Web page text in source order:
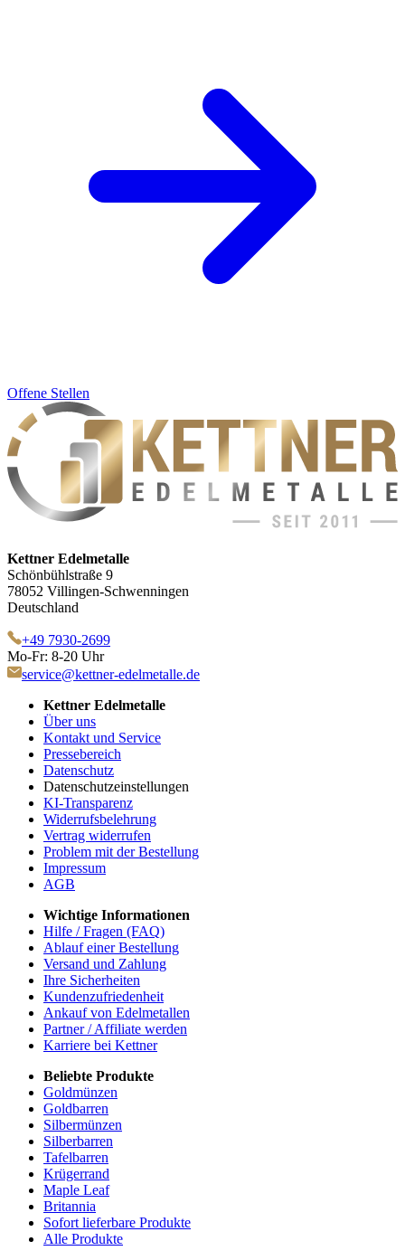
Offene Stellen
Kettner Edelmetalle
Schönbühlstraße 9
78052 Villingen-Schwenningen
Deutschland
+49 7930-2699
Mo-Fr: 8-20 Uhr
service@kettner-edelmetalle.de
Kettner Edelmetalle
Über uns
Kontakt und Service
Pressebereich
Datenschutz
Datenschutzeinstellungen
KI-Transparenz
Widerrufsbelehrung
Vertrag widerrufen
Problem mit der Bestellung
Impressum
AGB
Wichtige Informationen
Hilfe / Fragen (FAQ)
Ablauf einer Bestellung
Versand und Zahlung
Ihre Sicherheiten
Kundenzufriedenheit
Ankauf von Edelmetallen
Partner / Affiliate werden
Karriere bei Kettner
Beliebte Produkte
Goldmünzen
Goldbarren
Silbermünzen
Silberbarren
Tafelbarren
Krügerrand
Maple Leaf
Britannia
Sofort lieferbare Produkte
Alle Produkte